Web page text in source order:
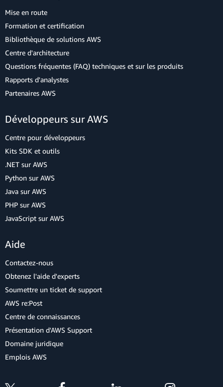
Mise en route
Formation et certification
Bibliothèque de solutions AWS
Centre d'architecture
Questions fréquentes (FAQ) techniques et sur les produits
Rapports d'analystes
Partenaires AWS
Développeurs sur AWS
Centre pour développeurs
Kits SDK et outils
.NET sur AWS
Python sur AWS
Java sur AWS
PHP sur AWS
JavaScript sur AWS
Aide
Contactez-nous
Obtenez l'aide d'experts
Soumettre un ticket de support
AWS re:Post
Centre de connaissances
Présentation d'AWS Support
Domaine juridique
Emplois AWS